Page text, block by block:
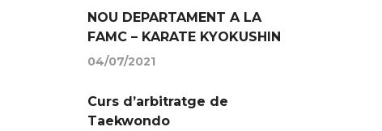
NOU DEPARTAMENT A LA
FAMC – KARATE KYOKUSHIN
04/07/2021
Curs d’arbitratge de
Taekwondo